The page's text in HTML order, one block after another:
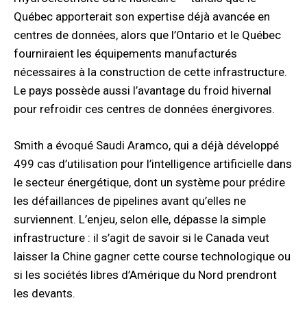
Québec apporterait son expertise déjà avancée en
centres de données, alors que l’Ontario et le Québec
fourniraient les équipements manufacturés
nécessaires à la construction de cette infrastructure.
Le pays possède aussi l’avantage du froid hivernal
pour refroidir ces centres de données énergivores.
Smith a évoqué Saudi Aramco, qui a déjà développé
499 cas d’utilisation pour l’intelligence artificielle dans
le secteur énergétique, dont un système pour prédire
les défaillances de pipelines avant qu’elles ne
surviennent. L’enjeu, selon elle, dépasse la simple
infrastructure : il s’agit de savoir si le Canada veut
laisser la Chine gagner cette course technologique ou
si les sociétés libres d’Amérique du Nord prendront
les devants.